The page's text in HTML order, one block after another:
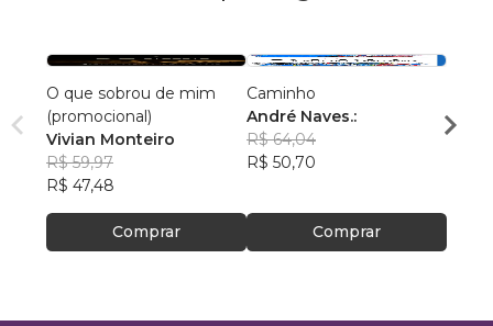
O que sobrou de mim
(promocional)
Vivian Monteiro
R$ 59,97
R$ 47,48
Comprar
Caminho
André Naves.:
R$ 64,04
R$ 50,70
Comprar
R$